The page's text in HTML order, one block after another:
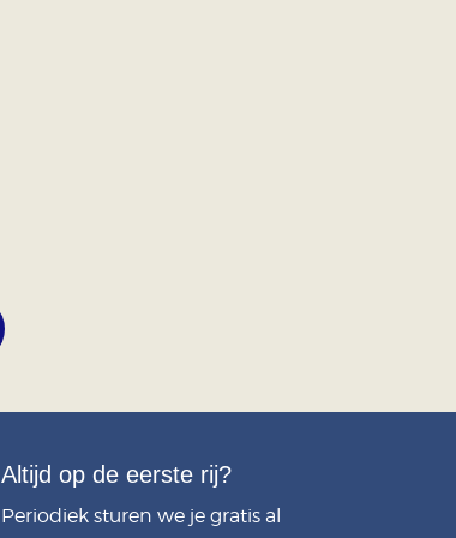
Altijd op de eerste rij?
Periodiek sturen we je gratis al